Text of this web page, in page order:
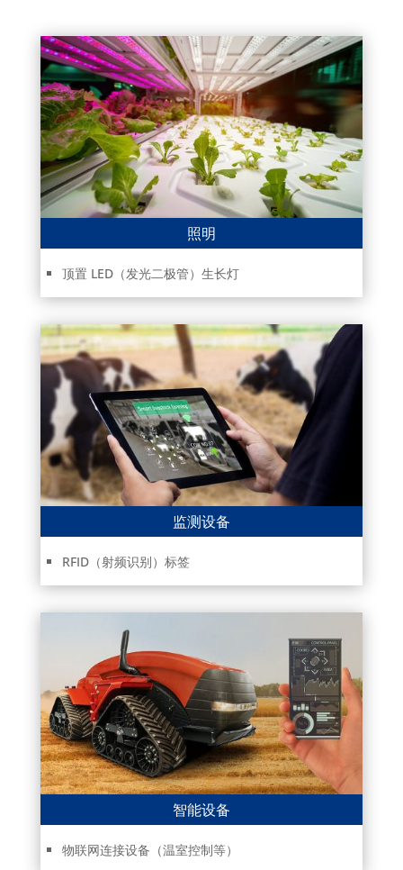
照明
顶置 LED（发光二极管）生长灯
监测设备
RFID（射频识别）标签
智能设备
物联网连接设备（温室控制等）